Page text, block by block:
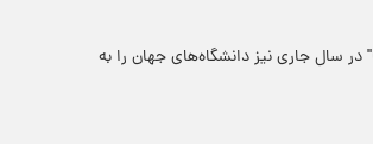
پارسینه: رتبه‌بندی جهانی دانشگاه‌های دنیا "QS" در سال جاری نیز دانشگاه‌های جهان را به